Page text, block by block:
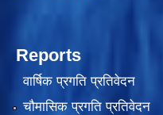
Reports
वार्षिक प्रगति प्रतिवेदन
चौमासिक प्रगति प्रतिवेदन